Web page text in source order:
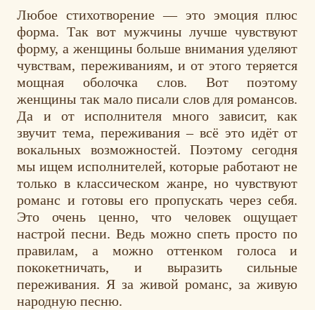
Любое стихотворение — это эмоция плюс
форма. Так вот мужчины лучше чувствуют
форму, а женщины больше внимания уделяют
чувствам, переживаниям, и от этого теряется
мощная оболочка слов. Вот поэтому
женщины так мало писали слов для романсов.
Да и от исполнителя много зависит, как
звучит тема, переживания – всё это идёт от
вокальных возможностей. Поэтому сегодня
мы ищем исполнителей, которые работают не
только в классическом жанре, но чувствуют
романс и готовы его пропускать через себя.
Это очень ценно, что человек ощущает
настрой песни. Ведь можно спеть просто по
правилам, а можно оттенком голоса и
пококетничать, и выразить сильные
переживания. Я за живой романс, за живую
народную песню.